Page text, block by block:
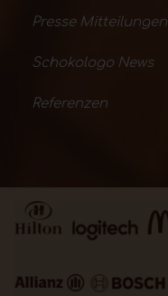
Presse Mitteilungen
Schokologo News
Referenzen